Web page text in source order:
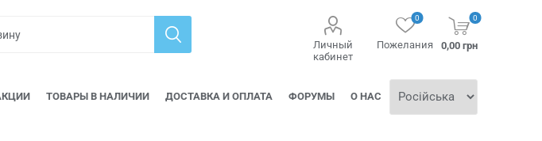
Личный
кабинет
Пожелания
0 0
0,00 грн
ТОВАРЫ В НАЛИЧИИ ДОСТАВКА И ОПЛАТА ФОРУМЫ О НАС